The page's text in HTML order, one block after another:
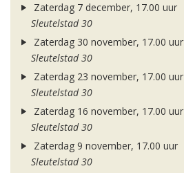
Zaterdag 7 december, 17.00 uur
Sleutelstad 30
Zaterdag 30 november, 17.00 uur
Sleutelstad 30
Zaterdag 23 november, 17.00 uur
Sleutelstad 30
Zaterdag 16 november, 17.00 uur
Sleutelstad 30
Zaterdag 9 november, 17.00 uur
Sleutelstad 30